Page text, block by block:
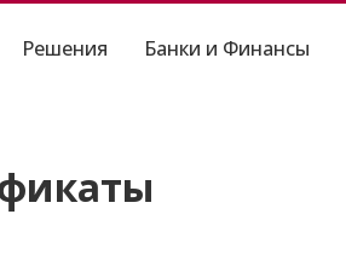
Решения Банки и Финансы